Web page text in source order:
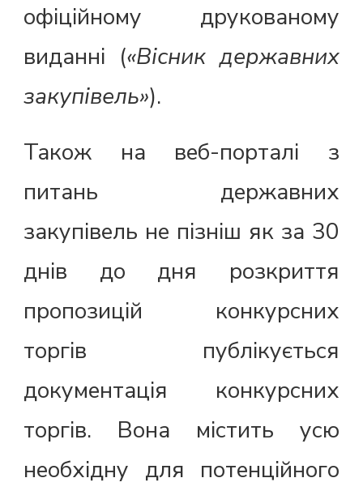
офіційному друкованому
виданні («Вісник державних
закупівель»).
Також на веб-порталі з
питань державних
закупівель не пізніш як за 30
днів до дня розкриття
пропозицій конкурсних
торгів публікується
документація конкурсних
торгів. Вона містить усю
необхідну для потенційного